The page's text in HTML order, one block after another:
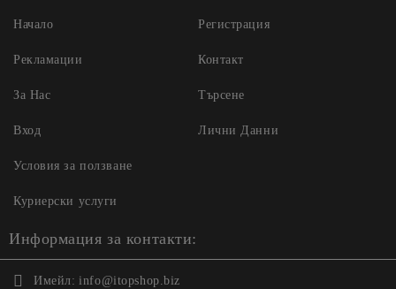
Начало
Рекламации
За Нас
Вход
Регистрация
Контакт
Търсене
Лични Данни
Условия за ползване
Куриерски услуги
Информация за контакти:
Имейл: info@itopshop.biz